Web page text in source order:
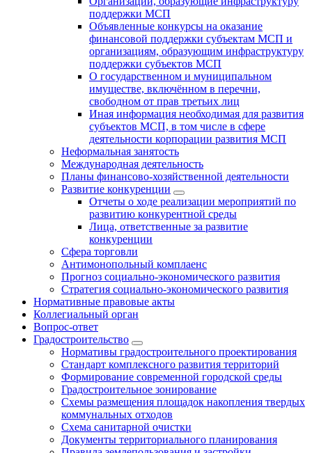
поддержки МСП
Объявленные конкурсы на оказание
финансовой поддержки субъектам МСП и
организациям, образующим инфраструктуру
поддержки субъектов МСП
О государственном и муниципальном
имуществе, включённом в перечни,
свободном от прав третьих лиц
Иная информация необходимая для развития
субъектов МСП, в том числе в сфере
деятельности корпорации развития МСП
Неформальная занятость
Международная деятельность
Планы финансово-хозяйственной деятельности
Развитие конкуренции
Отчеты о ходе реализации мероприятий по
развитию конкурентной среды
Лица, ответственные за развитие
конкуренции
Сфера торговли
Антимонопольный комплаенс
Прогноз социально-экономического развития
Стратегия социально-экономического развития
Нормативные правовые акты
Коллегиальный орган
Вопрос-ответ
Градостроительство
Нормативы градостроительного проектирования
Стандарт комплексного развития территорий
Формирование современной городской среды
Градостроительное зонирование
Схемы размещения площадок накопления твердых
коммунальных отходов
Схема санитарной очистки
Документы территориального планирования